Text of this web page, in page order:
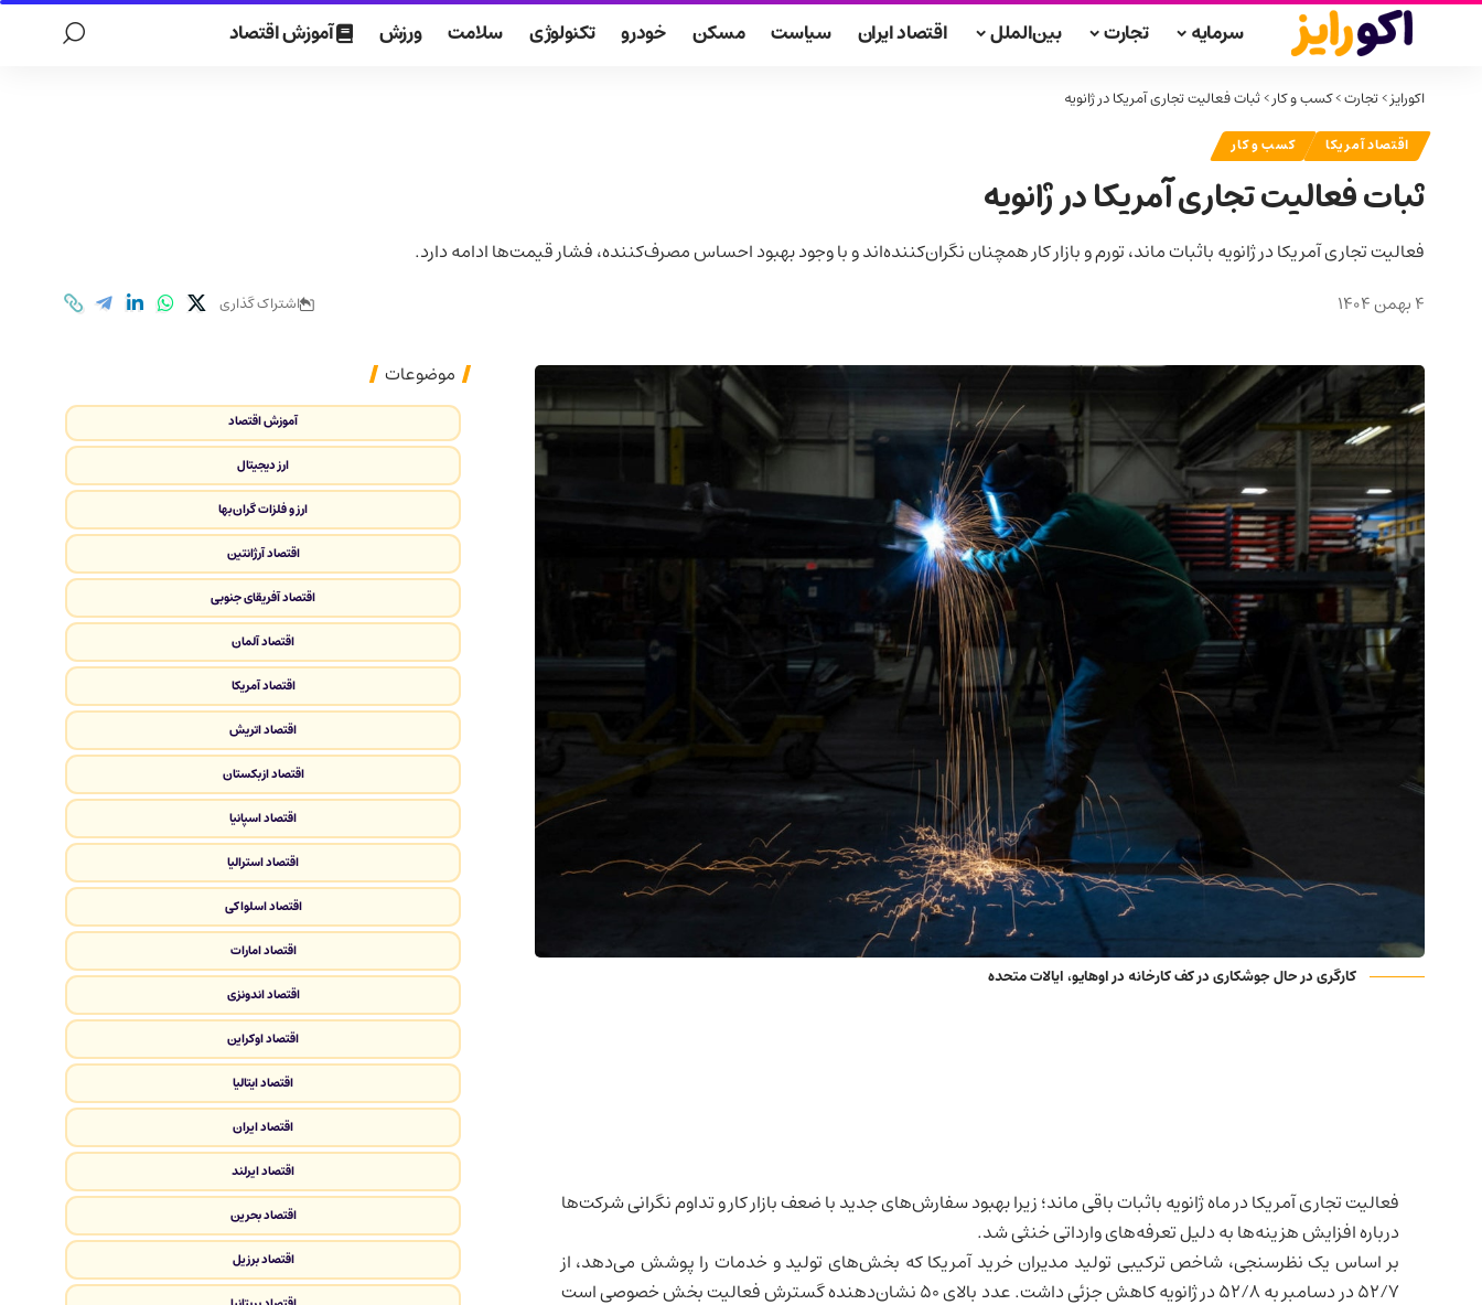
سرمایه تجارت بین‌الملل اقتصاد ایران سیاست مسکن خودرو تکنولوژی سلامت ورزش آموزش اقتصاد
اکورایز>تجارت>کسب و کار>ثبات فعالیت تجاری آمریکا در ژانویه
اقتصاد آمریکا کسب و کار
ثبات فعالیت تجاری آمریکا در ژانویه
فعالیت تجاری آمریکا در ژانویه باثبات ماند، تورم و بازار کار همچنان نگران‌کننده‌اند و با وجود بهبود احساس مصرف‌کننده، فشار قیمت‌ها ادامه دارد.
4 بهمن 1404 اشتراک گذاری
کارگری در حال جوشکاری در کف کارخانه در اوهایو، ایالات متحده
فعالیت تجاری آمریکا در ماه ژانویه باثبات باقی ماند؛ زیرا بهبود سفارش‌های جدید با ضعفبازار کارو تداوم نگرانی شرکت‌ها
درباره افزایش هزینه‌ها به دلیل تعرفه‌های وارداتی خنثی شد.
بر اساس یک نظرسنجی، شاخص ترکیبی تولید مدیران خرید آمریکا که بخش‌های تولید و خدمات را پوشش می‌دهد، از
۵۲/۷ در دسامبر به ۵۲/۸ در ژانویه کاهش جزئی داشت. عدد بالای ۵۰ نشان‌دهنده گسترش فعالیت بخش خصوصی است
موضوعات
آموزش اقتصاد
ارز دیجیتال
ارز و فلزات گران‌بها
اقتصاد آرژانتین
اقتصاد آفریقای جنوبی
اقتصاد آلمان
اقتصاد آمریکا
اقتصاد اتریش
اقتصاد ازبکستان
اقتصاد اسپانیا
اقتصاد استرالیا
اقتصاد اسلواکی
اقتصاد امارات
اقتصاد اندونزی
اقتصاد اوکراین
اقتصاد ایتالیا
اقتصاد ایران
اقتصاد ایرلند
اقتصاد بحرین
اقتصاد برزیل